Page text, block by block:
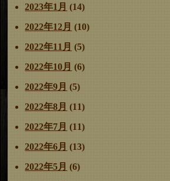
2023年1月 (14)
2022年12月 (10)
2022年11月 (5)
2022年10月 (6)
2022年9月 (5)
2022年8月 (11)
2022年7月 (11)
2022年6月 (13)
2022年5月 (6)